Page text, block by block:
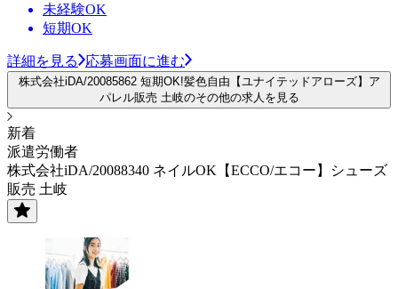
未経験OK
短期OK
詳細を見る 応募画面に進む
株式会社iDA/20085862 短期OK!髪色自由【ユナイテッドアローズ】ア
パレル販売 土岐のその他の求人を見る
新着
派遣労働者
株式会社iDA/20088340 ネイルOK【ECCO/エコー】シューズ
販売 土岐